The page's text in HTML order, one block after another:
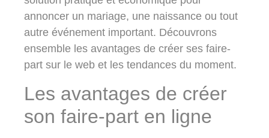
annoncer un mariage, une naissance ou tout
autre événement important. Découvrons
ensemble les avantages de créer ses faire-
part sur le web et les tendances du moment.
Les avantages de créer
son faire-part en ligne